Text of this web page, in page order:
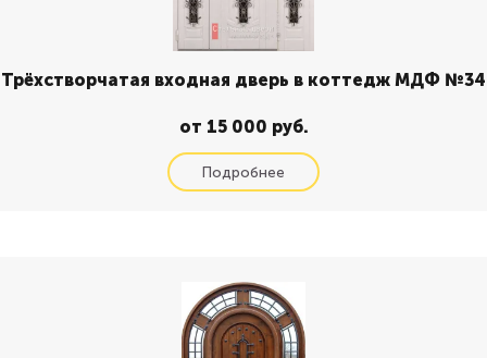
Трёхстворчатая входная дверь в коттедж МДФ №34
от 15 000 руб.